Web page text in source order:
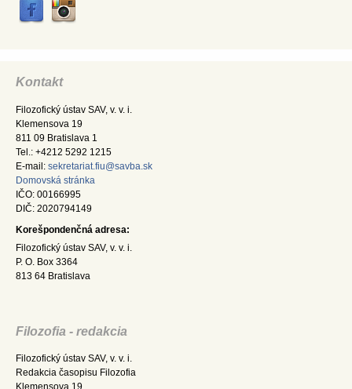
Kontakt
Filozofický ústav SAV, v. v. i.
Klemensova 19
811 09 Bratislava 1
Tel.: +4212 5292 1215
E-mail: sekretariat.fiu@savba.sk
Domovská stránka
IČO: 00166995
DIČ: 2020794149
Korešpondenčná adresa:
Filozofický ústav SAV, v. v. i.
P. O. Box 3364
813 64 Bratislava
Filozofia - redakcia
Filozofický ústav SAV, v. v. i.
Redakcia časopisu Filozofia